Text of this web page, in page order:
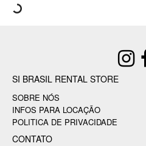
SI BRASIL RENTAL STORE
SOBRE NÓS
INFOS PARA LOCAÇÃO
POLITICA DE PRIVACIDADE
CONTATO